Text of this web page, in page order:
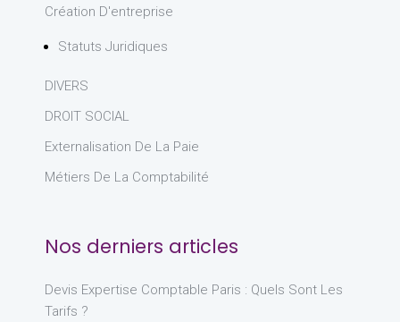
Création D'entreprise
Statuts Juridiques
DIVERS
DROIT SOCIAL
Externalisation De La Paie
Métiers De La Comptabilité
Nos derniers articles
Devis Expertise Comptable Paris : Quels Sont Les
Tarifs ?